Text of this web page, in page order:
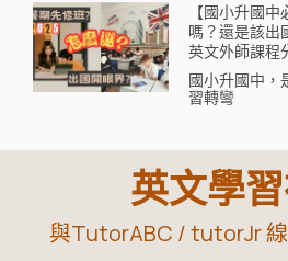
【國小升國
嗎？還是該出
英文外師課程
國小升國中，
習轉彎
英文學
與TutorABC / tutorJr